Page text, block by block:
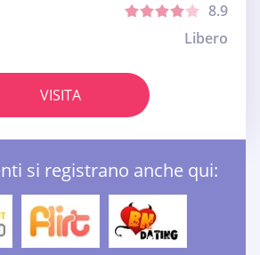
8.9
Libero
VISITA
si registrano anche qui: